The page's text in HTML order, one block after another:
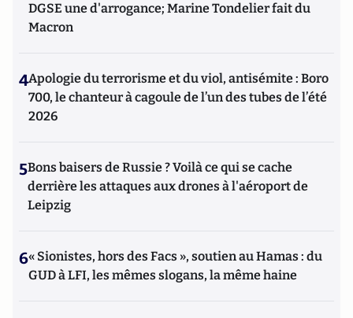
DGSE une d'arrogance; Marine Tondelier fait du
Macron
4Apologie du terrorisme et du viol, antisémite : Boro
700, le chanteur à cagoule de l’un des tubes de l’été
2026
5Bons baisers de Russie ? Voilà ce qui se cache
derrière les attaques aux drones à l'aéroport de
Leipzig
6« Sionistes, hors des Facs », soutien au Hamas : du
GUD à LFI, les mêmes slogans, la même haine